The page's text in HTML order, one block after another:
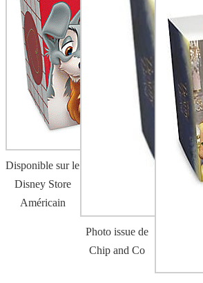
Disponible sur le
Disney Store
Américain
Photo issue de
Chip and Co